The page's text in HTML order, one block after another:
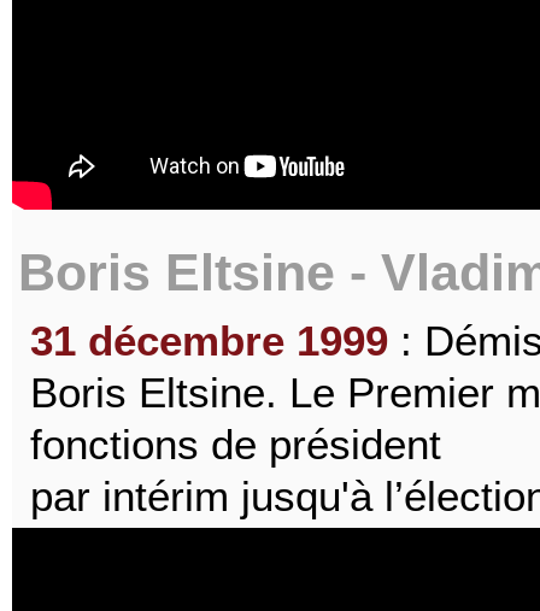
Boris Eltsine -
31 décembre 1999 :
Boris Eltsine. Le Premier
fonctions de président
par intérim jusqu'à